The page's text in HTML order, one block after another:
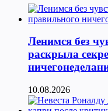
Ленимся без
раскрыла
10.08.2026